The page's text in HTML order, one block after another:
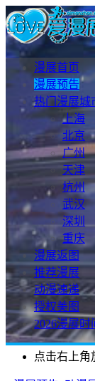
漫展首页
漫展预告
热门漫展城
上海
北京
广州
天津
杭州
武汉
深圳
重庆
漫展返图
推荐漫展
动漫速递
授权美图
2026漫展时
点击右上角